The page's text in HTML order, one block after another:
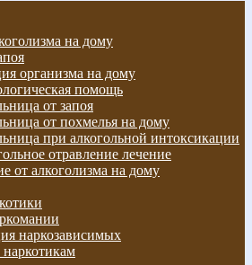
на дому
организма на дому
помощь
от запоя
от похмелья на дому
при алкогольной интоксикации
отравление лечение
от алкоголизма на дому
наркозависимых